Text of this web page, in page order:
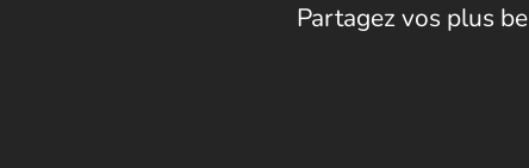
Partagez vos plus